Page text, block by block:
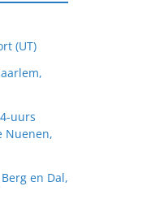
(UT)
uurs
Nuenen,
en Dal,